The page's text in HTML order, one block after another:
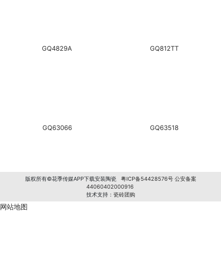
GQ4829A GQ812TT
GQ63066 GQ63518
版权所有©花季传媒APP下载安装陶瓷 粤ICP备54428576号 公安备案
44060402000916
技术支持： 瓷砖团购
网站地图